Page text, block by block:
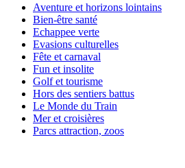
Aventure et horizons lointains
Bien-être santé
Echappee verte
Evasions culturelles
Fête et carnaval
Fun et insolite
Golf et tourisme
Hors des sentiers battus
Le Monde du Train
Mer et croisières
Parcs attraction, zoos